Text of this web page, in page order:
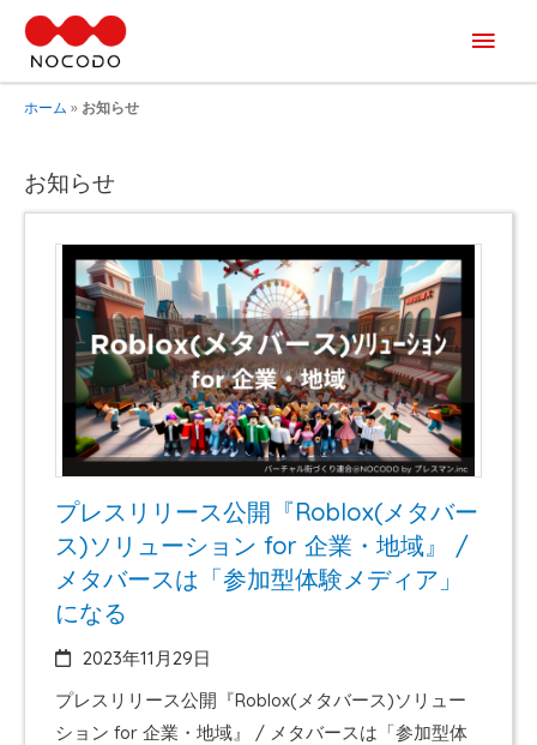
メ
イ
ニ
ホーム » お知らせ
お知らせ
プレスリリース公開『Roblox(メタバー
ス)ソリューション for 企業・地域』 /
メタバースは「参加型体験メディア」
になる
2023年11月29日
プレスリリース公開『Roblox(メタバース)ソリュー
ション for 企業・地域』 / メタバースは「参加型体